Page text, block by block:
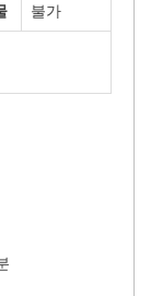
불가